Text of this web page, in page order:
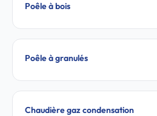
Poêle à bois
Poêle à granulés
Chaudière gaz condensation